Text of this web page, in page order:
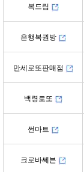
복드림
은행복권방
만세로또판매점
백령로또
썬마트
크로바쎄븐